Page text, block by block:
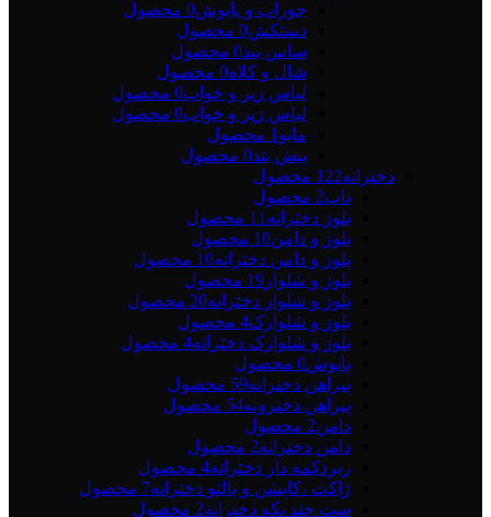
جوراب و پاپوش0 محصول
دستکش0 محصول
ساس بند0 محصول
شال و کلاه0 محصول
لباس زیر و خواب0 محصول
لباس زیر و خواب0 محصول
مایو 1 محصول
پیش بند0 محصول
دخترانه122 محصول
تاپ2 محصول
بلوز دخترانه 11 محصول
بلوز و دامن10 محصول
بلوز و دامن دخترانه10 محصول
بلوز و شلوار 19 محصول
بلوز و شلوار دخترانه20 محصول
بلوز و شلوارک4 محصول
بلوز و شلوارک دخترانه4 محصول
پاپوش0 محصول
پیراهن دخترانه59 محصول
پیراهن دخترونه54 محصول
دامن2 محصول
دامن دخترانه2 محصول
زیردکمه دار دخترانه4 محصول
ژاکت ،کاپشن و پالتو دخترانه7 محصول
ست چند تکه دخترانه2 محصول